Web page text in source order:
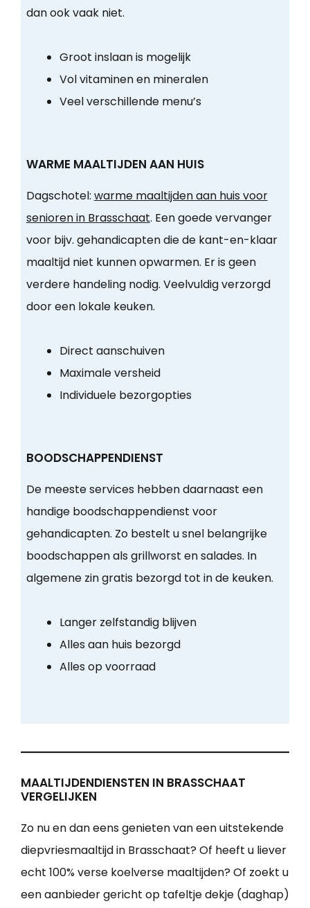
dan ook vaak niet.
Groot inslaan is mogelijk
Vol vitaminen en mineralen
Veel verschillende menu’s
WARME MAALTIJDEN AAN HUIS
Dagschotel: warme maaltijden aan huis voor
senioren in Brasschaat. Een goede vervanger
voor bijv. gehandicapten die de kant-en-klaar
maaltijd niet kunnen opwarmen. Er is geen
verdere handeling nodig. Veelvuldig verzorgd
door een lokale keuken.
Direct aanschuiven
Maximale versheid
Individuele bezorgopties
BOODSCHAPPENDIENST
De meeste services hebben daarnaast een
handige boodschappendienst voor
gehandicapten. Zo bestelt u snel belangrijke
boodschappen als grillworst en salades. In
algemene zin gratis bezorgd tot in de keuken.
Langer zelfstandig blijven
Alles aan huis bezorgd
Alles op voorraad
MAALTIJDENDIENSTEN IN BRASSCHAAT
VERGELIJKEN
Zo nu en dan eens genieten van een uitstekende
diepvriesmaaltijd in Brasschaat? Of heeft u liever
echt 100% verse koelverse maaltijden? Of zoekt u
een aanbieder gericht op tafeltje dekje (daghap)